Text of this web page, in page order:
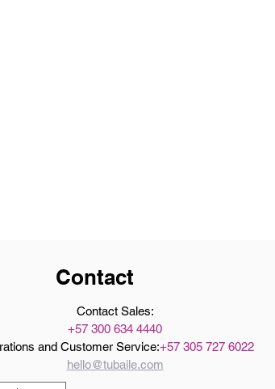
Contact
Contact Sales:
+57 300 634 4440
and Customer Service:+57 305 727 6022
hello@tubaile.com